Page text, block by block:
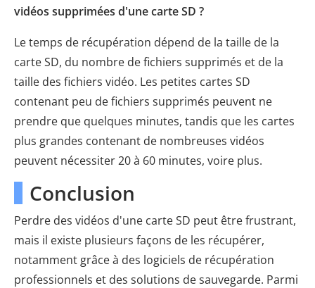
vidéos supprimées d'une carte SD ?
Le temps de récupération dépend de la taille de la
carte SD, du nombre de fichiers supprimés et de la
taille des fichiers vidéo. Les petites cartes SD
contenant peu de fichiers supprimés peuvent ne
prendre que quelques minutes, tandis que les cartes
plus grandes contenant de nombreuses vidéos
peuvent nécessiter 20 à 60 minutes, voire plus.
Conclusion
Perdre des vidéos d'une carte SD peut être frustrant,
mais il existe plusieurs façons de les récupérer,
notamment grâce à des logiciels de récupération
professionnels et des solutions de sauvegarde. Parmi